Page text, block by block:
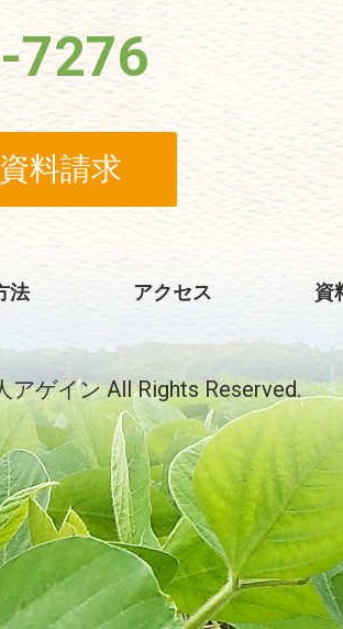
7276
料請求
法 アクセス 資
ゲイン All Rights Reserved.